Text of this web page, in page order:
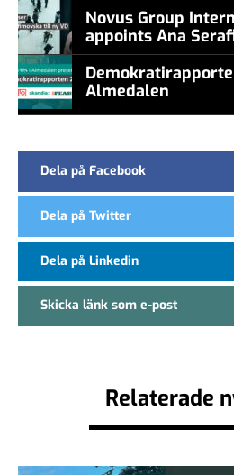
Novus Group
appoints Ana
new CEO
Almedalen
Dela på Facebook
Dela på Twitter
Dela på Linkedin
Skicka länk som e-post
Relaterade